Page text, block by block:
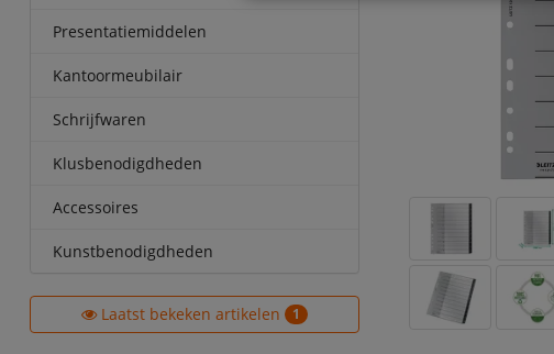
Presentatiemiddelen
Kantoormeubilair
Schrijfwaren
Klusbenodigdheden
Accessoires
Kunstbenodigdheden
Laatst bekeken artikelen 1